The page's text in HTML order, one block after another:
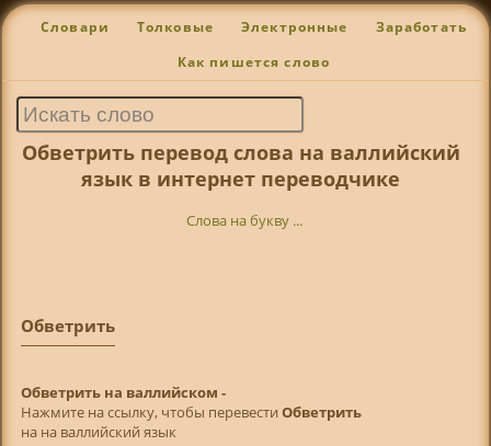
Словари Толковые Электронные Заработать
Как пишется слово
Обветрить перевод слова на валлийский
язык в интернет переводчике
Слова на букву ...
Обветрить
Обветрить на валлийском -
Нажмите на ссылку, чтобы перевести Обветрить
на на валлийский язык